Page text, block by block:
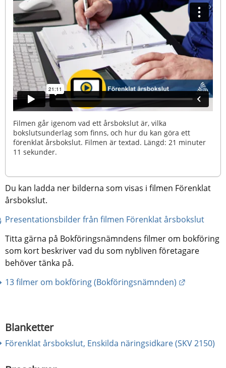
Filmen går igenom vad ett årsbokslut är, vilka
bokslutsunderlag som finns, och hur du kan göra ett
förenklat årsbokslut. Filmen är textad. Längd: 21 minuter
11 sekunder.
Du kan ladda ner bilderna som visas i filmen Förenklat
årsbokslut.
Presentationsbilder från filmen Förenklat årsbokslutpdf,
Titta gärna på Bokföringsnämndens filmer om bokföring
som kort beskriver vad du som nybliven företagare
behöver tänka på.
13 filmer om bokföring (Bokföringsnämnden)
Blanketter
Förenklat årsbokslut, Enskilda näringsidkare (SKV 2150)